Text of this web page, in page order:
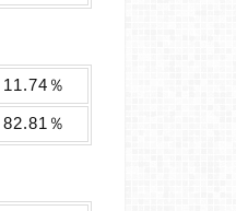
11.74％
82.81％